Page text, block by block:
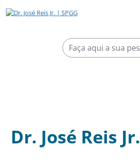
Dr. José Reis Jr.